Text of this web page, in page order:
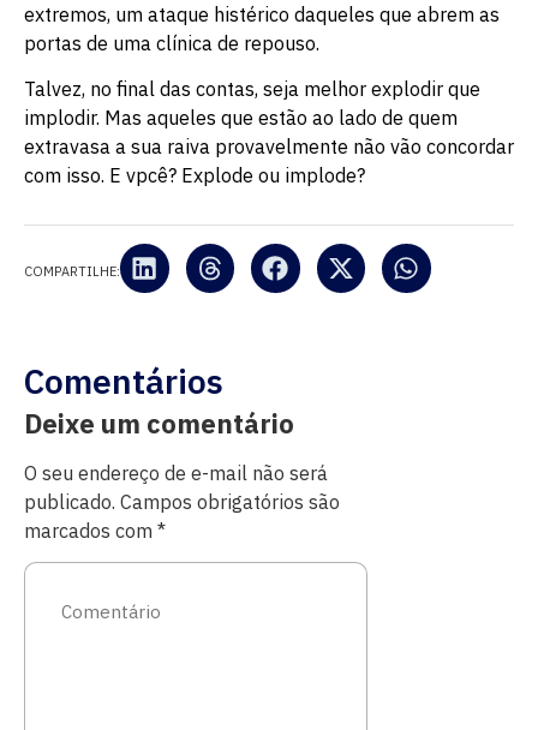
extremos, um ataque histérico daqueles que abrem as
portas de uma clínica de repouso.
Talvez, no final das contas, seja melhor explodir que
implodir. Mas aqueles que estão ao lado de quem
extravasa a sua raiva provavelmente não vão concordar
com isso. E vpcê? Explode ou implode?
COMPARTILHE:
Comentários
Deixe um comentário
O seu endereço de e-mail não será
publicado. Campos obrigatórios são
marcados com *